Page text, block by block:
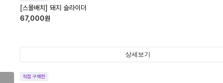
[스몰배치] 돼지 슬라이더
67,000원
상세보기
직접 구매한